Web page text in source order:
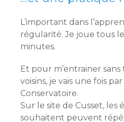
L’important dans
régularité. Je joue tous
minutes.
Et pour m’entrainer
voisins, je vais une fois
Conservatoire.
Sur le site de Cusset, les
souhaitent peuvent